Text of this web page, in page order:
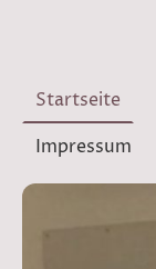
Startseite
Impressum